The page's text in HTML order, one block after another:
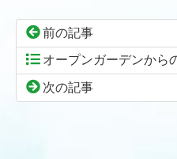
前の記事
オープンガーデンから
次の記事